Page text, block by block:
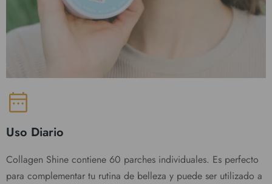
Uso Diario
Collagen Shine contiene 60 parches individuales. Es perfecto
para complementar tu rutina de belleza y puede ser utilizado a